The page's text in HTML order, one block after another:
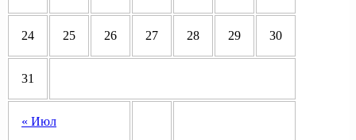
« Июл
24 25 26 27 28 29 30
31